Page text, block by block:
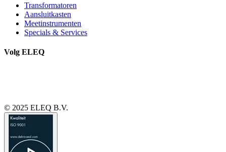
Transformatoren
Aansluitkasten
Meetinstrumenten
Specials & Services
Volg ELEQ
© 2025 ELEQ B.V.